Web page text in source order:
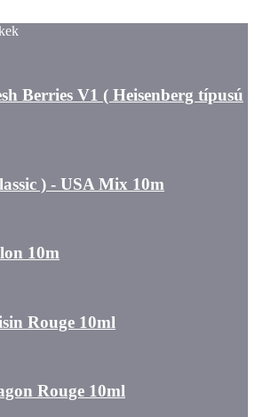
Berries V1 ( Heisenberg típusú
) - USA Mix 10m
10m
Rouge 10ml
Rouge 10ml